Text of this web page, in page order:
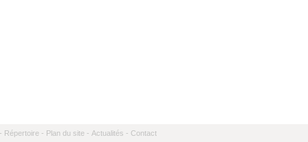
Répertoire - Plan du site - Actualités - Contact